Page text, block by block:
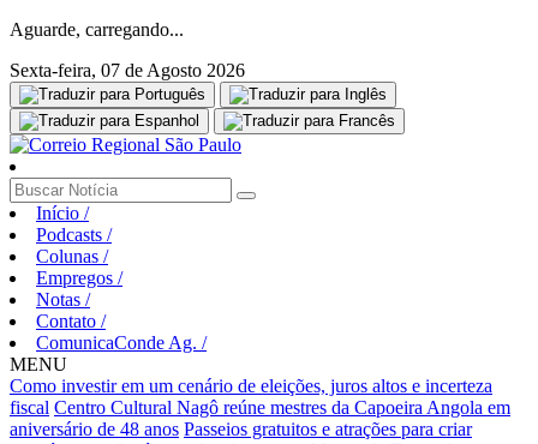
Aguarde, carregando...
Sexta-feira, 07 de Agosto 2026
Início /
Podcasts /
Colunas /
Empregos /
Notas /
Contato /
ComunicaConde Ag. /
MENU
Como investir em um cenário de eleições, juros altos e incerteza
fiscal Centro Cultural Nagô reúne mestres da Capoeira Angola em
aniversário de 48 anos Passeios gratuitos e atrações para criar